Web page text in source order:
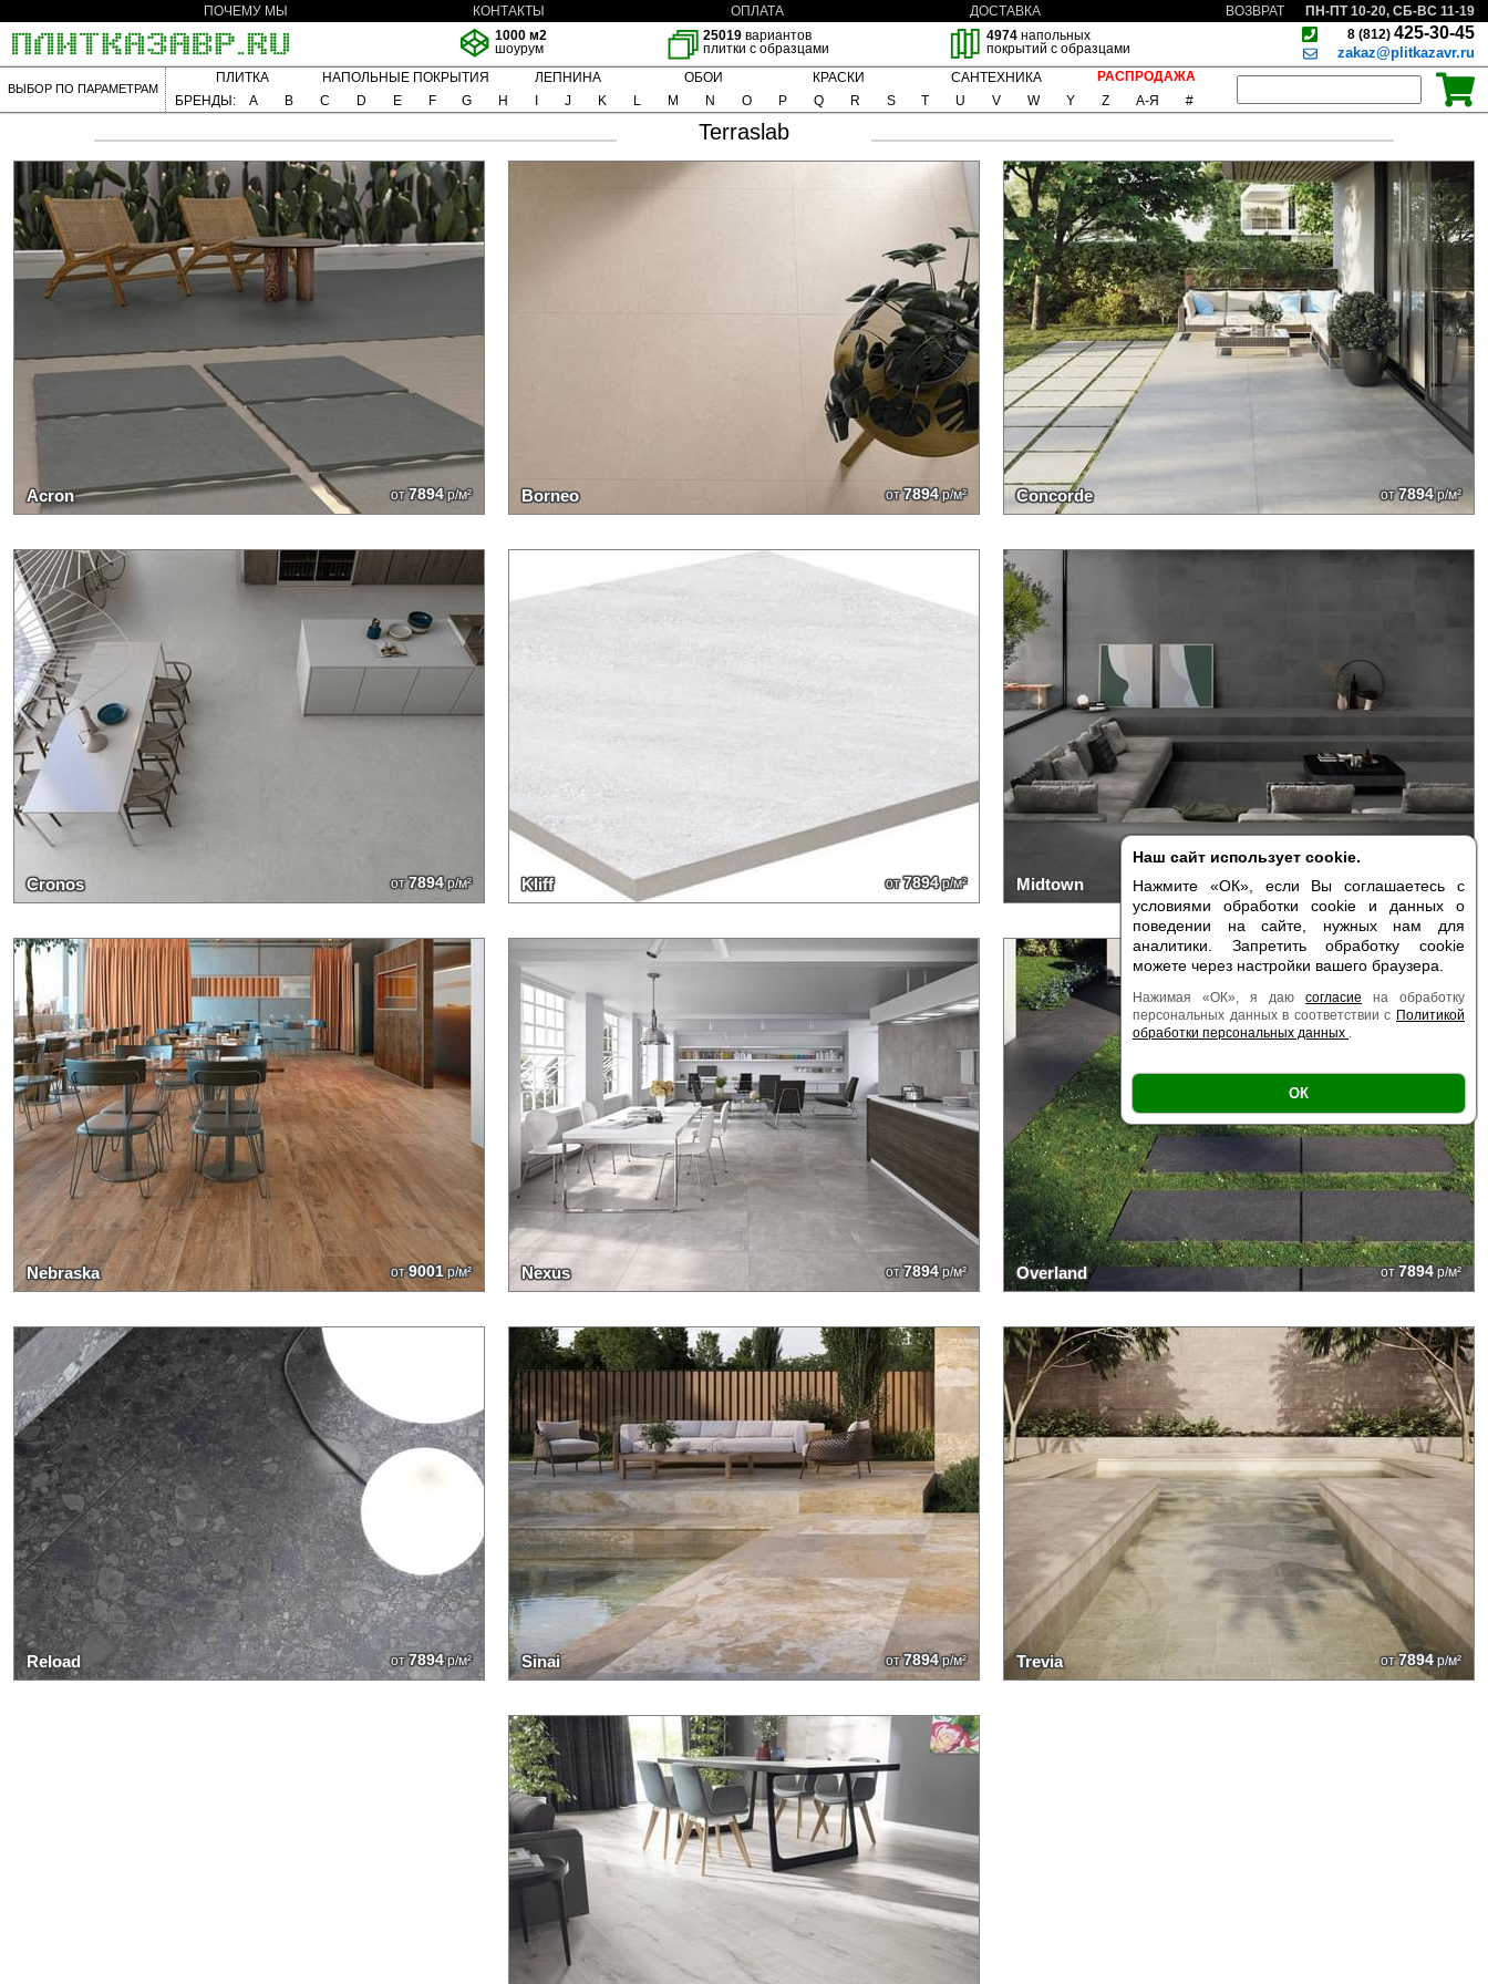
Наш сайт использует cookie.
Нажмите «ОК», если Вы соглашаетесь с
условиями обработки cookie и данных о
поведении на сайте, нужных нам для
аналитики. Запретить обработку cookie
можете через настройки вашего браузера.
Нажимая «ОК», я даю согласие на обработку
персональных данных в соответствии с Политикой
обработки персональных данных .
ОК
ПОЧЕМУ МЫ КОНТАКТЫ ОПЛАТА ДОСТАВКА ВОЗВРАТ
ПН-ПТ 10-20, СБ-ВС 11-19
1000 м2
шоурум
25019 вариантов
плитки с образцами
4974напольных
покрытий с образцами
8 (812) 425-30-45
zakaz@plitkazavr.ru
ВЫБОР ПО ПАРАМЕТРАМ
ПЛИТКА НАПОЛЬНЫЕ ПОКРЫТИЯ ЛЕПНИНА ОБОИ КРАСКИ САНТЕХНИКА
РАСПРОДАЖА
БРЕНДЫ:
A B C D E F G H J K L M N O P Q R S T U V W Y Z А-Я #
Terraslab
Acron от7894р/м² Borneo от7894р/м² Concorde от7894р/м²
Cronos от7894р/м² Kliff от7894р/м² Midtown от7894р/м²
Nebraska от9001р/м² Nexus от7894р/м² Overland от7894р/м²
Reload от7894р/м² Sinai от7894р/м² Trevia от7894р/м²